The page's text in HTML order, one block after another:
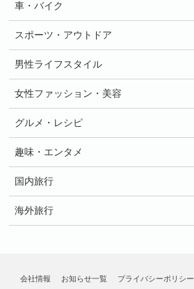
車・バイク
スポーツ・アウトドア
男性ライフスタイル
女性ファッション・美容
グルメ・レシピ
趣味・エンタメ
国内旅行
海外旅行
会社情報 お知らせ一覧 プライバシーポリシー